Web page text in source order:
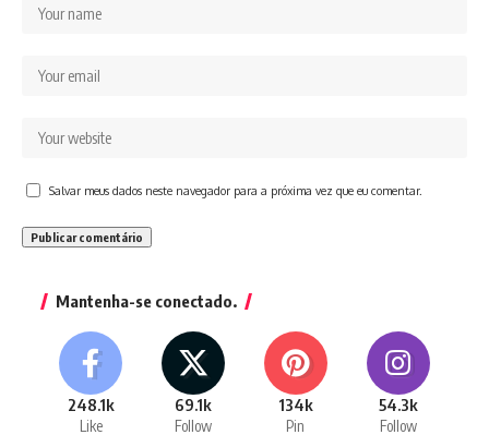
Salvar meus dados neste navegador para a próxima vez que eu comentar.
Mantenha-se conectado.
248.1k
Like
69.1k
Follow
134k
Pin
54.3k
Follow